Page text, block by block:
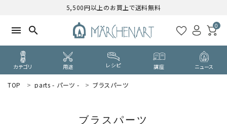
5,500円以上のお買上で送料無料
menu search 0
カテゴリ 用途 レシピ 講座 ニュース
TOP parts - パーツ - ブラスパーツ
ブラスパーツ